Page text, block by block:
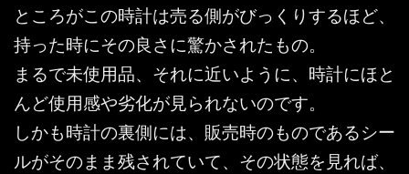
ところがこの時計は売る側がびっくりするほど、
持った時にその良さに驚かされたもの。
まるで未使用品、それに近いように、時計にほと
んど使用感や劣化が見られないのです。
しかも時計の裏側には、販売時のものであるシー
ルがそのまま残されていて、その状態を見れば、